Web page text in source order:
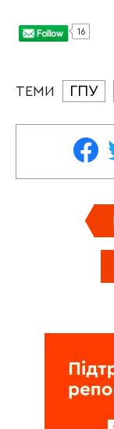
16
ТЕМИ ГПУ